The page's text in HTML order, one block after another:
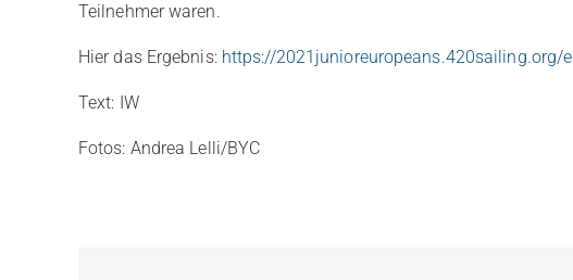
Teilnehmer waren.
Hier das Ergebnis: https://2021junioreuropeans.420sailing.org/
Text: IW
Fotos: Andrea Lelli/BYC